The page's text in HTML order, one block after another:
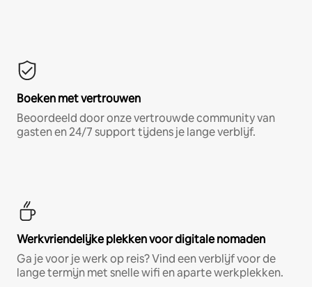
Boeken met vertrouwen
Beoordeeld door onze vertrouwde community van
gasten en 24/7 support tijdens je lange verblijf.
Werkvriendelijke plekken voor digitale nomaden
Ga je voor je werk op reis? Vind een verblijf voor de
lange termijn met snelle wifi en aparte werkplekken.